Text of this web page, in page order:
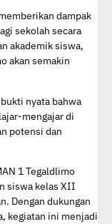
dampak
sekolah secara
akademik siswa,
akan semakin
nyata bahwa
mengajar di
potensi dan
1 Tegaldlimo
siswa kelas XII
Dengan dukungan
kegiatan ini menjadi